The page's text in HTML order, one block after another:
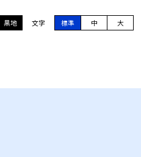
黒地 文字 標準 中 大